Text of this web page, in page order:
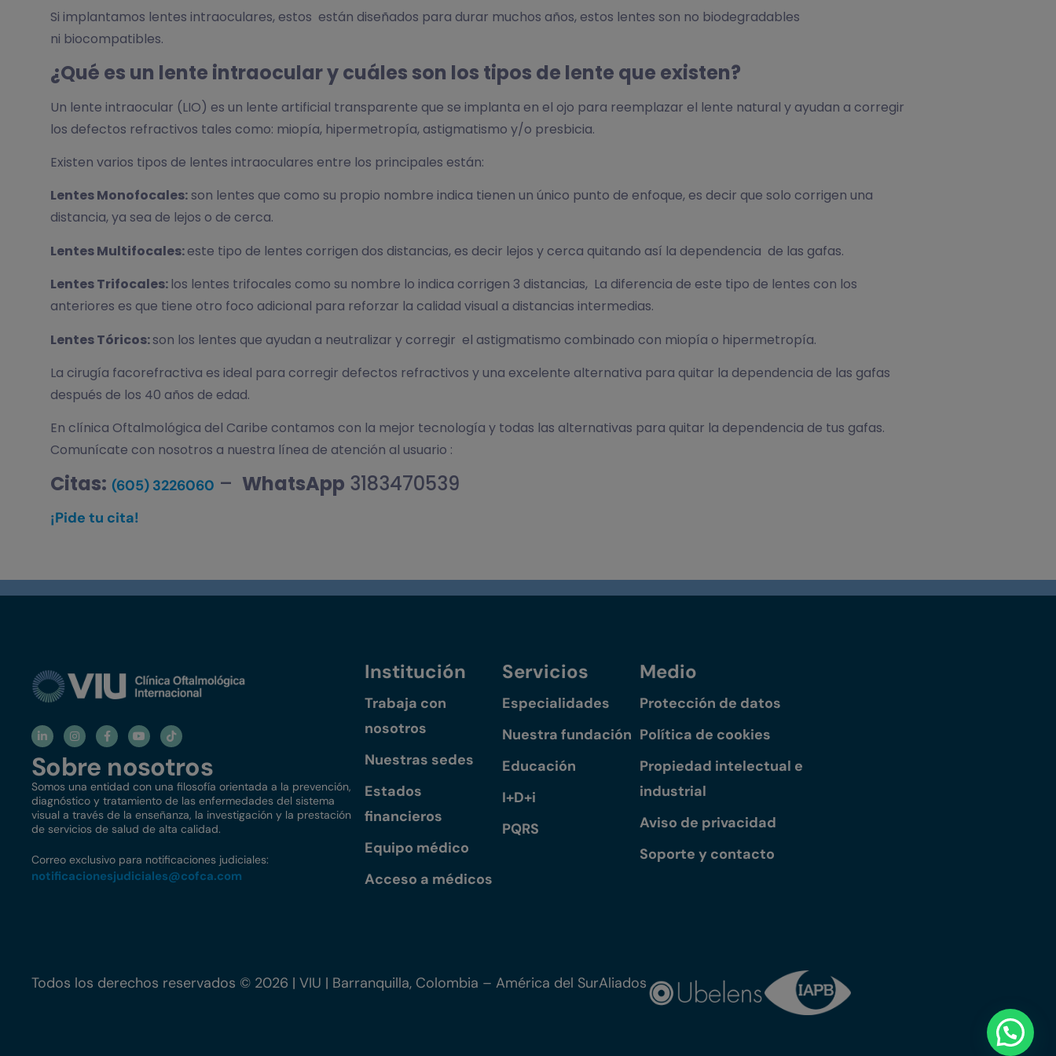
Si implantamos lentes intraoculares, estos están diseñados para durar muchos años, estos lentes son no biodegradables
ni biocompatibles.
¿Qué es un lente intraocular y cuáles son los tipos de lente que existen?
Un lente intraocular (LIO) es un lente artificial transparente que se implanta en el ojo para reemplazar el lente natural y ayudan a corregir
los defectos refractivos tales como: miopía, hipermetropía, astigmatismo y/o presbicia.
Existen varios tipos de lentes intraoculares entre los principales están:
Lentes Monofocales: son lentes que como su propio nombre indica tienen un único punto de enfoque, es decir que solo corrigen una
distancia, ya sea de lejos o de cerca.
Lentes Multifocales:este tipo de lentes corrigen dos distancias, es decir lejos y cerca quitando así la dependencia de las gafas.
Lentes Trifocales:los lentes trifocales como su nombre lo indica corrigen 3 distancias, La diferencia de este tipo de lentes con los
anteriores es que tiene otro foco adicional para reforzar la calidad visual a distancias intermedias.
Lentes Tóricos:son los lentes que ayudan a neutralizar y corregir el astigmatismo combinado con miopía o hipermetropía.
La cirugía facorefractiva es ideal para corregir defectos refractivos y una excelente alternativa para quitar la dependencia de las gafas
después de los 40 años de edad.
En clínica Oftalmológica del Caribe contamos con la mejor tecnología y todas las alternativas para quitar la dependencia de tus gafas.
Comunícate con nosotros a nuestra línea de atención al usuario :
Citas: (605) 3226060 – WhatsApp 3183470539
¡Pide tu cita!
Sobre nosotros
Somos una entidad con una filosofía orientada a la prevención,
diagnóstico y tratamiento de las enfermedades del sistema
visual a través de la enseñanza, la investigación y la prestación
de servicios de salud de alta calidad.
Correo exclusivo para notificaciones judiciales:
notificacionesjudiciales@cofca.com
Institución
Trabaja con
nosotros
Nuestras sedes
Estados
financieros
Equipo médico
Acceso a médicos
Servicios
Especialidades
Nuestra fundación
Educación
I+D+i
PQRS
Medio
Protección de datos
Política de cookies
Propiedad intelectual e
industrial
Aviso de privacidad
Soporte y contacto
Todos los derechos reservados © 2026 | VIU | Barranquilla, Colombia – América del SurAliados